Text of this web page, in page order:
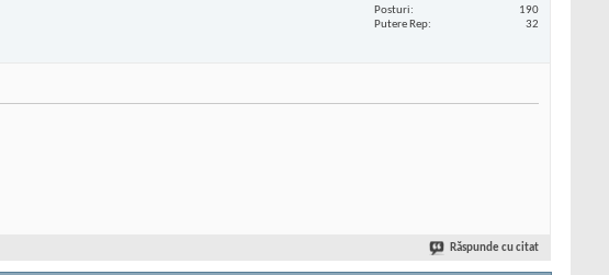
Posturi
190
Putere Rep
32
Răspunde cu citat